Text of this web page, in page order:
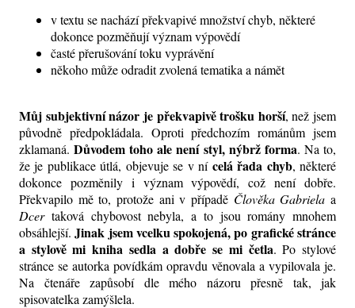
v textu se nachází překvapivé množství chyb, některé
dokonce pozměňují význam výpovědí
časté přerušování toku vyprávění
někoho může odradit zvolená tematika a námět
Můj subjektivní názor je překvapivě trošku horší, než jsem
původně předpokládala. Oproti předchozím románům jsem
zklamaná.Důvodem toho ale není styl, nýbrž forma. Na to,
že je publikace útlá, objevuje se v ní celá řada chyb, některé
dokonce pozměnily i význam výpovědí, což není dobře.
Překvapilo mě to, protože ani v případě Člověka Gabrielaa
Dcertaková chybovost nebyla, a to jsou romány mnohem
obsáhlejší.Jinak jsem vcelku spokojená, po grafické stránce
a stylově mi kniha sedla a dobře se mi četla. Po stylové
stránce se autorka povídkám opravdu věnovala a vypilovala je.
Na čtenáře zapůsobí dle mého názoru přesně tak, jak
spisovatelka zamýšlela.